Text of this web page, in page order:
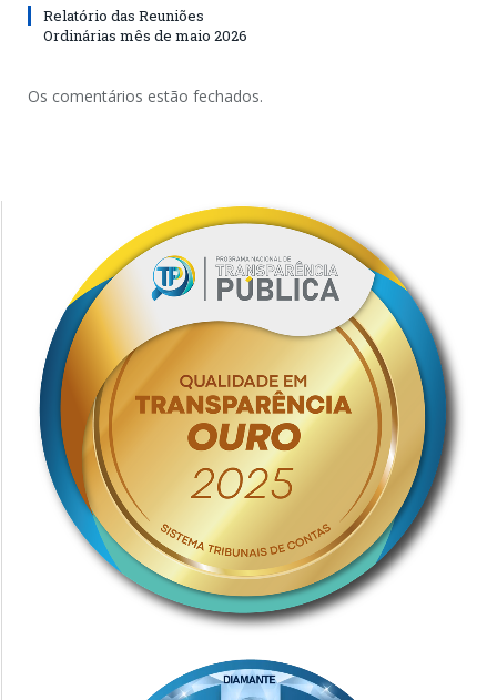
Relatório das Reuniões
Ordinárias mês de maio 2026
Os comentários estão fechados.